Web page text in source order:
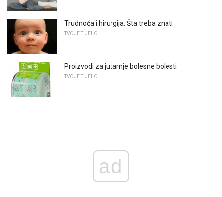
Trudnoća i hirurgija: Šta treba znati
TVOJE TIJELO
Proizvodi za jutarnje bolesne bolesti
TVOJE TIJELO
ad